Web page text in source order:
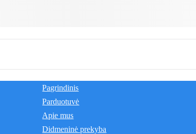
Pagrindinis
Parduotuvė
Apie mus
Didmeninė prekyba